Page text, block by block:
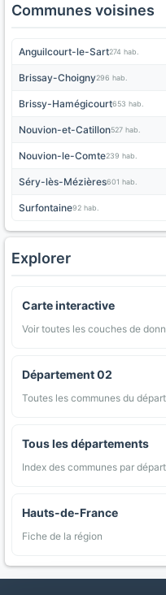
Communes voisines
Anguilcourt-le-Sart274 hab.
Brissay-Choigny296 hab.
Brissy-Hamégicourt653 hab.
Nouvion-et-Catillon527 hab.
Nouvion-le-Comte239 hab.
Séry-lès-Mézières601 hab.
Surfontaine92 hab.
Explorer
Carte interactive
Voir toutes les couches de
Département 02
Toutes les communes du
Tous les départements
Index des communes par
Hauts-de-France
Fiche de la région